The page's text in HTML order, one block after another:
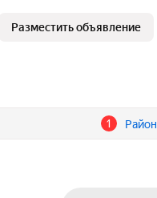
Разместить объявление
1 Район